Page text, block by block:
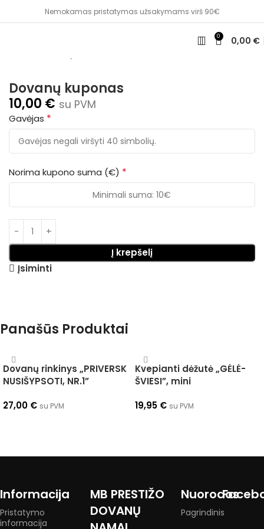
Nemokamas pristatymas užsakymams virš 90€
0 0,00 €
Dovanų kuponas
10,00 € su PVM
Gavėjas *
Norima kupono suma (€) *
Į krepšelį
Įsiminti
Panašūs Produktai
Dovanų rinkinys „PRIVERSK
NUSIŠYPSOTI, NR.1”
27,00 € su PVM
Kvepianti dėžutė „GĖLĖ-
ŠVIESI”, mini
19,95 € su PVM
Informacija
Pristatymo
informacija
MB PRESTIŽO
DOVANŲ
Nuorodos
Pagrindinis